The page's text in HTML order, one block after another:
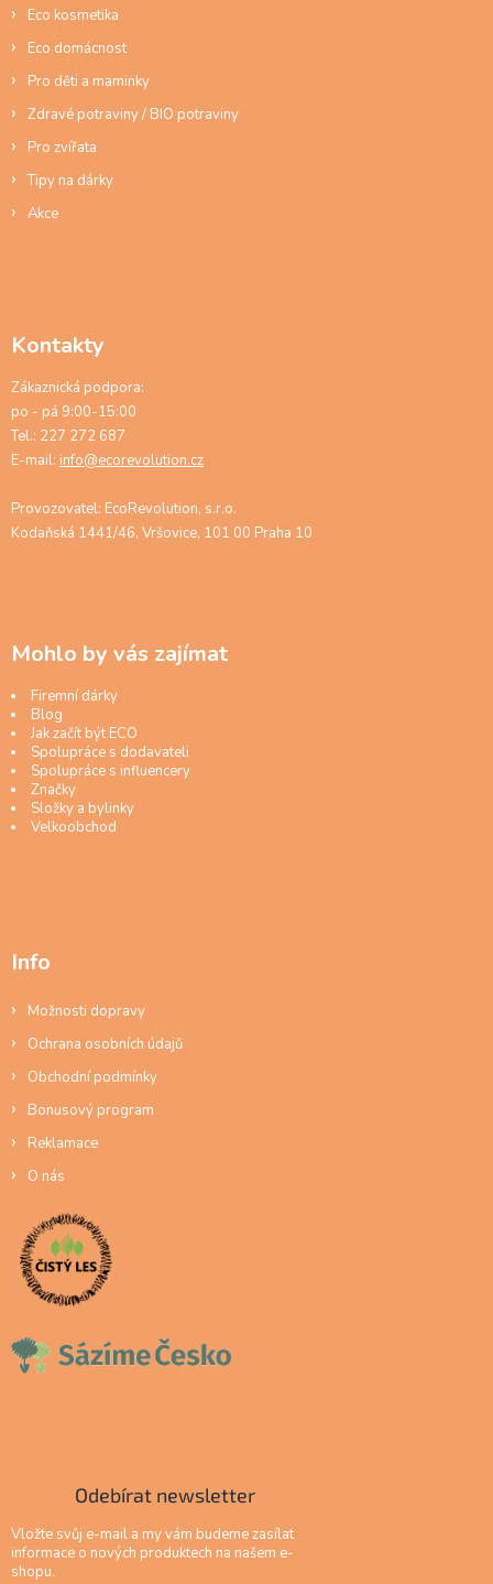
Eco kosmetika
Eco domácnost
Pro děti a maminky
Zdravé potraviny / BIO potraviny
Pro zvířata
Tipy na dárky
Akce
Kontakty
Zákaznická podpora:
po - pá 9:00-15:00
Tel.: 227 272 687
E-mail: info@ecorevolution.cz
Provozovatel: EcoRevolution, s.r.o.
Kodaňská 1441/46, Vršovice, 101 00 Praha 10
Mohlo by vás zajímat
Firemní dárky
Blog
Jak začít být ECO
Spolupráce s dodavateli
Spolupráce s influencery
Značky
Složky a bylinky
Velkoobchod
Info
Možnosti dopravy
Ochrana osobních údajů
Obchodní podmínky
Bonusový program
Reklamace
O nás
Odebírat newsletter
Vložte svůj e-mail a my vám budeme zasílat
informace o nových produktech na našem e-
shopu.